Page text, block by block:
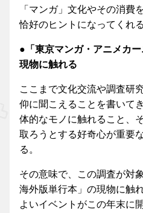
「マンガ」文化やその消費
恰好のヒントになってくれ
●「東京マンガ・アニメカ
現物に触れる
ここまで文化交流や調査研
仰に聞こえることを書いて
体的なモノに触れること、
取ろうとする好奇心が重要
る。
その意味で、この調査が対
海外版単行本」の現物に触
よいイベントがこの年末に